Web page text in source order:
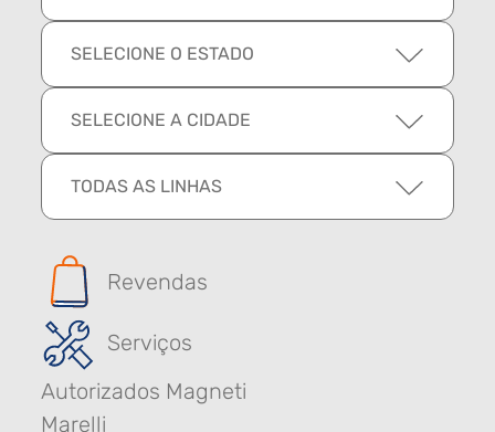
SELECIONE O ESTADO
SELECIONE A CIDADE
TODAS AS LINHAS
Revendas
Serviços
Autorizados Magneti
Marelli